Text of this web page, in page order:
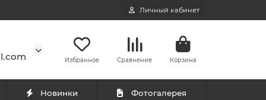
Личный кабинет
Избранное Сравнение Корзина
Новинки Фотогалерея